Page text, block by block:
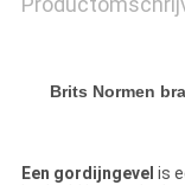
Brits Normen
Een gordijngevel is